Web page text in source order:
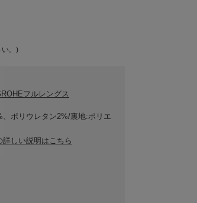
い。)
フルレングス
ポリウレタン2%/裏地:ポリエ
しい説明はこちら